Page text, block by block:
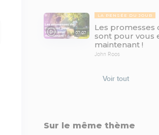
07:07
LA PENSÉE DU JOUR
Les promesses
sont pour vous
maintenant !
John Roos
Voir tout
Sur le même thème